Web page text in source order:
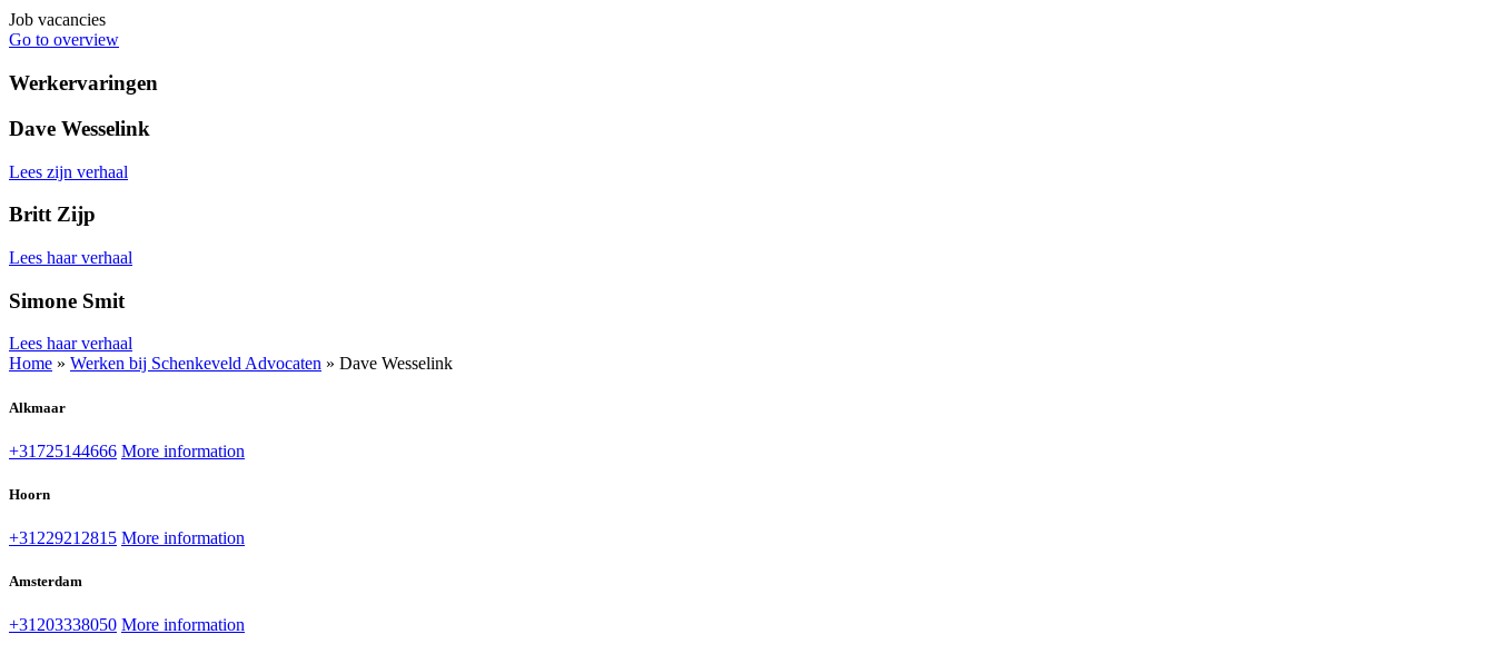
Job vacancies
Go to overview
Werkervaringen
Dave Wesselink
Lees zijn verhaal
Britt Zijp
Lees haar verhaal
Simone Smit
Lees haar verhaal
Home » Werken bij Schenkeveld Advocaten » Dave Wesselink
Alkmaar
+31725144666 More information
Hoorn
+31229212815 More information
Amsterdam
+31203338050 More information